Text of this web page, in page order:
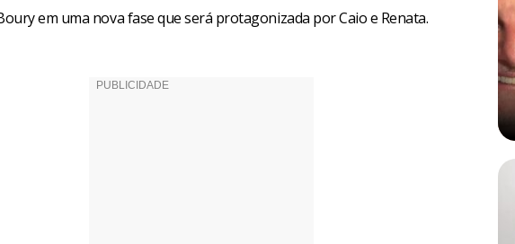
em uma nova fase que será protagonizada por Caio e Renata.